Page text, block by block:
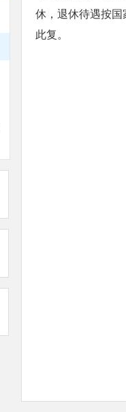
休，退休待遇按
此复。